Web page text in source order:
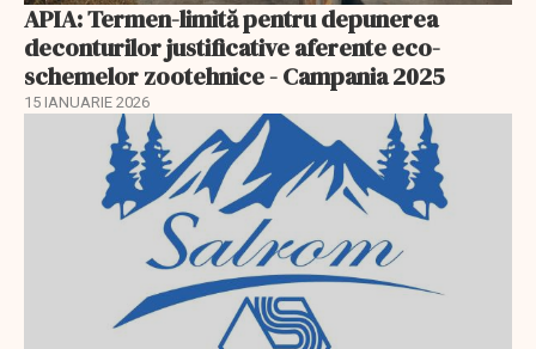
APIA: Termen-limită pentru depunerea
deconturilor justificative aferente eco-
schemelor zootehnice - Campania 2025
15 IANUARIE 2026